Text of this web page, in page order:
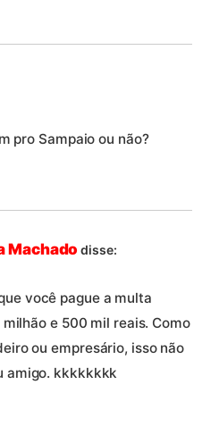
pro Sampaio ou não?
Machado disse:
você pague a multa
e 500 mil reais. Como
ou empresário, isso não
amigo. kkkkkkkk